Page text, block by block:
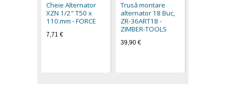
Cheie Alternator
XZN 1/2" T50 x
110.mm - FORCE
7,71 €
Trusă montare
alternator 18 Buc,
ZR-36ART18 -
ZIMBER-TOOLS
39,90 €